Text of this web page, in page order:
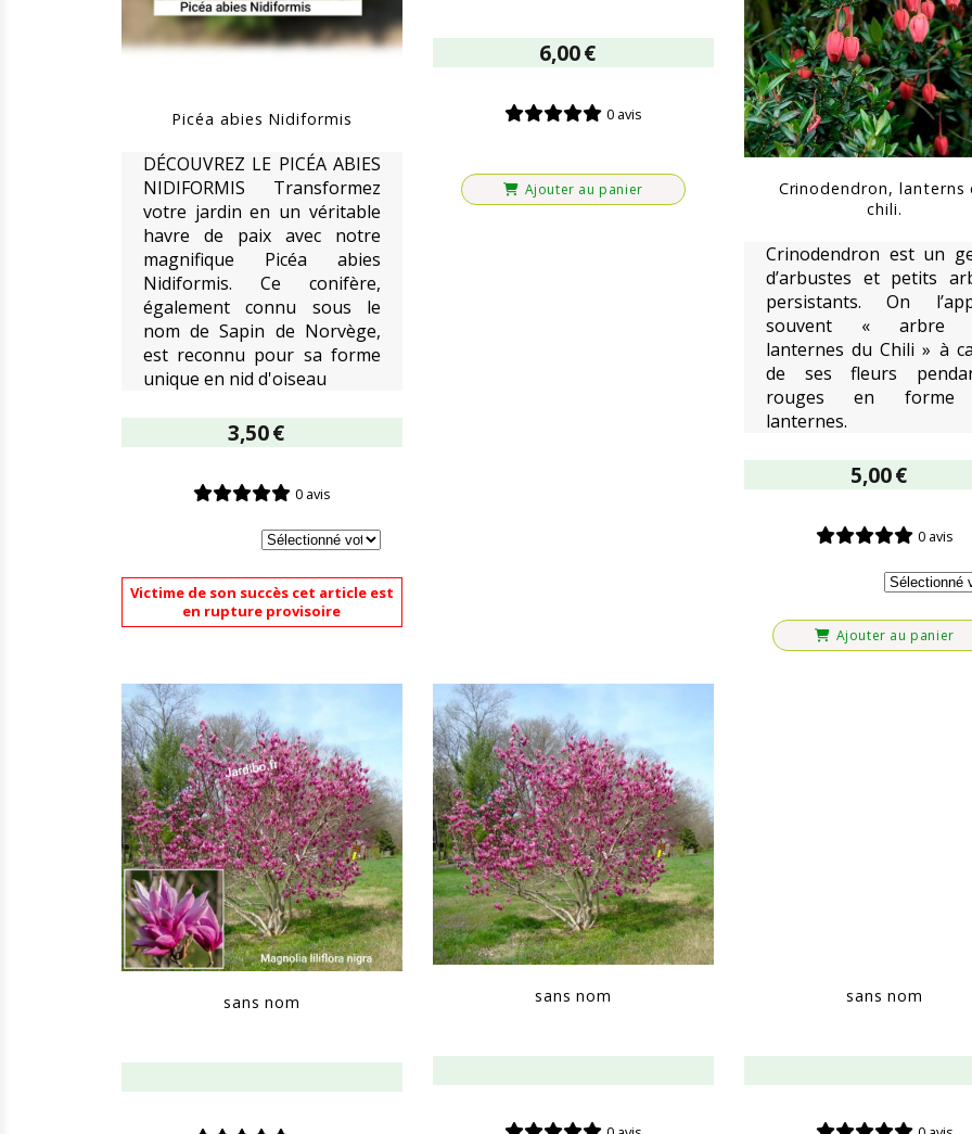
Picéa abies Nidiformis
DÉCOUVREZ LE PICÉA ABIES
NIDIFORMIS Transformez
votre jardin en un véritable
havre de paix avec notre
magnifique Picéa abies
Nidiformis. Ce conifère,
également connu sous le
nom de Sapin de Norvège,
est reconnu pour sa forme
unique en nid d'oiseau
3,50€
0 avis
Victime de son succès cet article est
en rupture provisoire
6,00€
0 avis
Ajouter au panier
Crinodendron, lanterns
chili.
Crinodendron est un
d’arbustes et petits
persistants. On
souvent « arbre
lanternes du Chili » à
de ses fleurs
rouges en forme
lanternes.
5,00€
0 avis
Ajouter au panier
sans nom sans nom sans nom